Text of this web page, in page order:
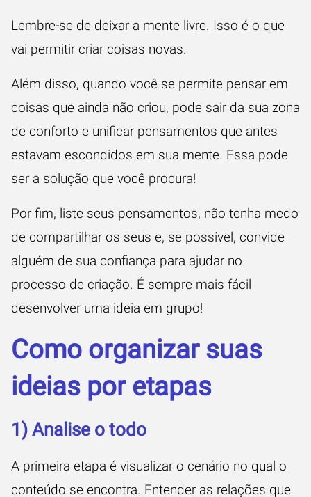
Lembre-se de deixar a mente livre. Isso é o que
vai permitir criar coisas novas.
Além disso, quando você se permite pensar em
coisas que ainda não criou, pode sair da sua zona
de conforto e unificar pensamentos que antes
estavam escondidos em sua mente. Essa pode
ser a solução que você procura!
Por fim, liste seus pensamentos, não tenha medo
de compartilhar os seus e, se possível, convide
alguém de sua confiança para ajudar no
processo de criação. É sempre mais fácil
desenvolver uma ideia em grupo!
Como organizar suas
ideias por etapas
1) Analise o todo
A primeira etapa é visualizar o cenário no qual o
conteúdo se encontra. Entender as relações que